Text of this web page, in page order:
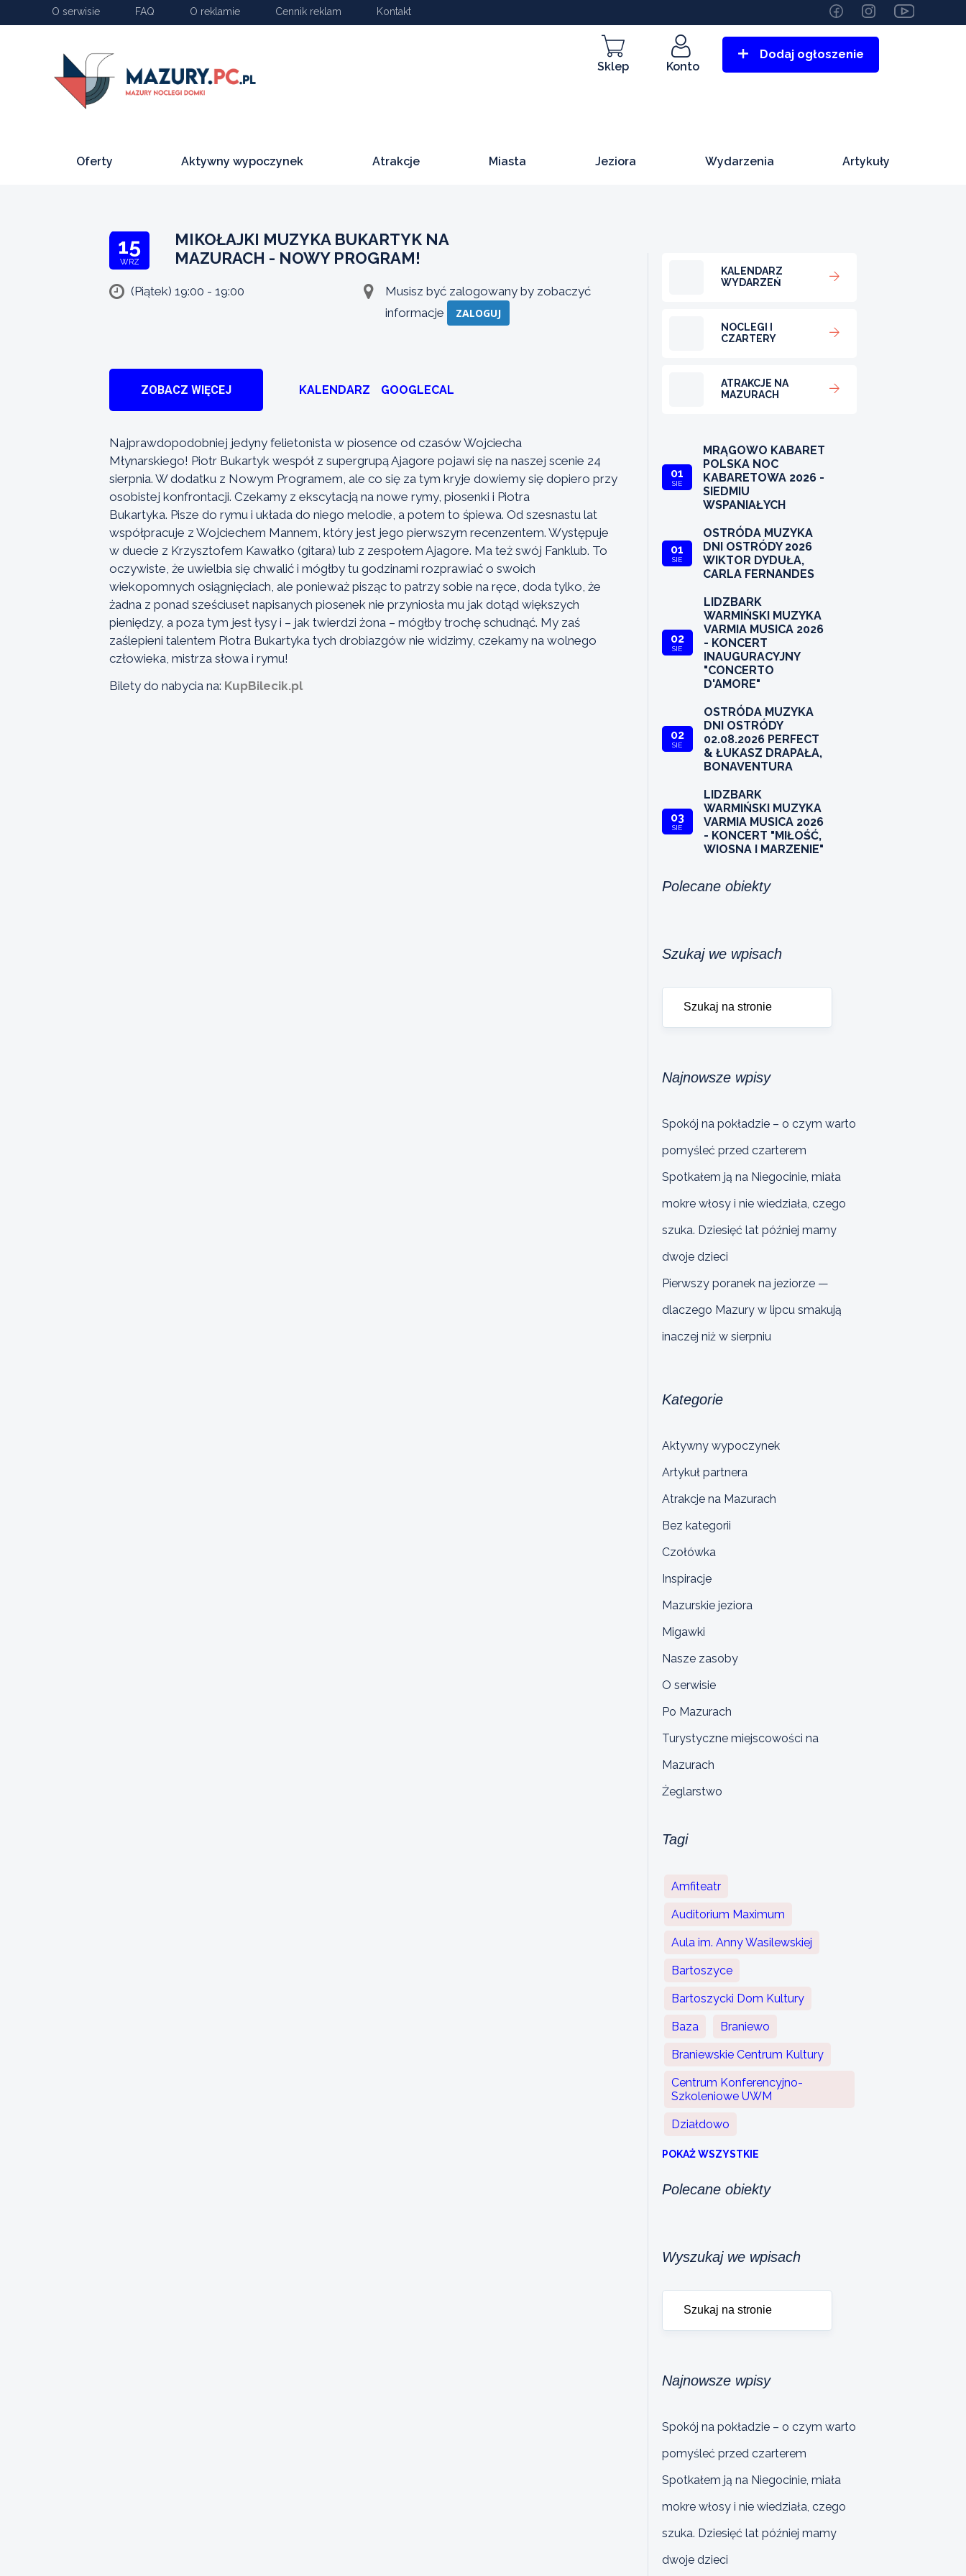
O serwisie FAQ O reklamie Cennik reklam Kontakt
Sklep Konto
Dodaj ogłoszenie
Oferty Aktywny wypoczynek Atrakcje Miasta Jeziora Wydarzenia Artykuły
15
WRZ
MIKOŁAJKI MUZYKA BUKARTYK NA
MAZURACH - NOWY PROGRAM!
(Piątek) 19:00 - 19:00
Musisz być zalogowany by zobaczyć
informacje
ZALOGUJ
ZOBACZ WIĘCEJ KALENDARZ GOOGLECAL
Najprawdopodobniej jedyny felietonista w piosence od czasów Wojciecha
Młynarskiego! Piotr Bukartyk wespół z supergrupą Ajagore pojawi się na naszej scenie 24
sierpnia. W dodatku z Nowym Programem, ale co się za tym kryje dowiemy się dopiero przy
osobistej konfrontacji. Czekamy z ekscytacją na nowe rymy, piosenki i Piotra
Bukartyka. Pisze do rymu i układa do niego melodie, a potem to śpiewa. Od szesnastu lat
współpracuje z Wojciechem Mannem, który jest jego pierwszym recenzentem. Występuje
w duecie z Krzysztofem Kawałko (gitara) lub z zespołem Ajagore. Ma też swój Fanklub. To
oczywiste, że uwielbia się chwalić i mógłby tu godzinami rozprawiać o swoich
wiekopomnych osiągnięciach, ale ponieważ pisząc to patrzy sobie na ręce, doda tylko, że
żadna z ponad sześciuset napisanych piosenek nie przyniosła mu jak dotąd większych
pieniędzy, a poza tym jest łysy i – jak twierdzi żona – mógłby trochę schudnąć. My zaś
zaślepieni talentem Piotra Bukartyka tych drobiazgów nie widzimy, czekamy na wolnego
człowieka, mistrza słowa i rymu!
Bilety do nabycia na: KupBilecik.pl
KALENDARZ
WYDARZEŃ
NOCLEGI I
CZARTERY
ATRAKCJE NA
MAZURACH
01
SIE
MRĄGOWO KABARET
POLSKA NOC
KABARETOWA 2026 -
SIEDMIU
WSPANIAŁYCH
01
SIE
OSTRÓDA MUZYKA
DNI OSTRÓDY 2026
WIKTOR DYDUŁA,
CARLA FERNANDES
02
SIE
LIDZBARK
WARMIŃSKI MUZYKA
VARMIA MUSICA 2026
- KONCERT
INAUGURACYJNY
"CONCERTO
D'AMORE"
02
SIE
OSTRÓDA MUZYKA
DNI OSTRÓDY
02.08.2026 PERFECT
& ŁUKASZ DRAPAŁA,
BONAVENTURA
03
SIE
LIDZBARK
WARMIŃSKI MUZYKA
VARMIA MUSICA 2026
- KONCERT "MIŁOŚĆ,
WIOSNA I MARZENIE"
Polecane obiekty
Szukaj we wpisach
Najnowsze wpisy
Spokój na pokładzie – o czym warto
pomyśleć przed czarterem
Spotkałem ją na Niegocinie, miała
mokre włosy i nie wiedziała, czego
szuka. Dziesięć lat później mamy
dwoje dzieci
Pierwszy poranek na jeziorze —
dlaczego Mazury w lipcu smakują
inaczej niż w sierpniu
Kategorie
Aktywny wypoczynek
Artykuł partnera
Atrakcje na Mazurach
Bez kategorii
Czołówka
Inspiracje
Mazurskie jeziora
Migawki
Nasze zasoby
O serwisie
Po Mazurach
Turystyczne miejscowości na
Mazurach
Żeglarstwo
Tagi
Amfiteatr
Auditorium Maximum
Aula im. Anny Wasilewskiej
Bartoszyce
Bartoszycki Dom Kultury
Baza Braniewo
Braniewskie Centrum Kultury
Centrum Konferencyjno-
Szkoleniowe UWM
Działdowo
POKAŻ WSZYSTKIE
Polecane obiekty
Wyszukaj we wpisach
Najnowsze wpisy
Spokój na pokładzie – o czym warto
pomyśleć przed czarterem
Spotkałem ją na Niegocinie, miała
mokre włosy i nie wiedziała, czego
szuka. Dziesięć lat później mamy
dwoje dzieci